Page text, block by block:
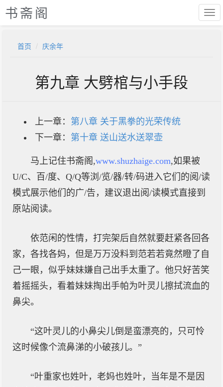
书斋阁
首页 庆余年
第九章 大劈棺与小手段
上一章： 第八章 关于黑拳的光荣传统
下一章： 第十章 送山送水送翠壶
马上记住书斋阁,www.shuzhaige.com,如果被
U/C、百/度、Q/Q等浏/览/器/转/码进入它们的阅/读
模式展示他们的广/告，建议退出阅/读模式直接到
原站阅读。
依范闲的性情，打完架后自然就要赶紧各回各
家，各找各妈，但是万万没料到范若若竟然瞪了自
己一眼，似乎妹妹嫌自己出手太重了。他只好苦笑
着摇摇头，看着妹妹掏出手帕为叶灵儿擦拭流血的
鼻尖。
“这叶灵儿的小鼻尖儿倒是蛮漂亮的，只可怜
这时候像个流鼻涕的小破孩儿。”
“叶重家也姓叶，老妈也姓叶，当年是不是因